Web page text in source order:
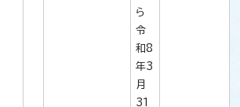
ら
令
和8
年3
月
31